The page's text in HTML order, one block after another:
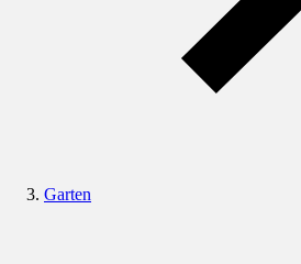
Garten